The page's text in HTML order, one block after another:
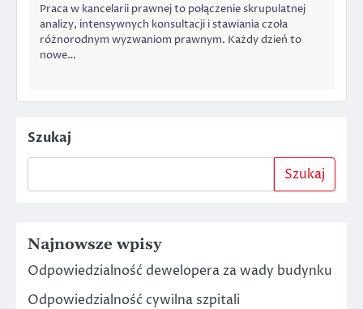
Praca w kancelarii prawnej to połączenie skrupulatnej
analizy, intensywnych konsultacji i stawiania czoła
różnorodnym wyzwaniom prawnym. Każdy dzień to
nowe…
Szukaj
Szukaj
Najnowsze wpisy
Odpowiedzialność dewelopera za wady budynku
Odpowiedzialność cywilna szpitali